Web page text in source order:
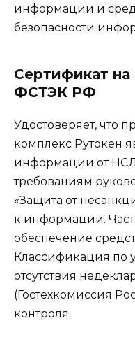
информации и
безопасности
Сертификат
ФСТЭК РФ
Удостоверяет, что
комплекс Рутокен
информации от НСД
требованиям
«Защита от
к информации.
обеспечение
Классификация по
отсутствия
(Гостехкомиссия
контроля.